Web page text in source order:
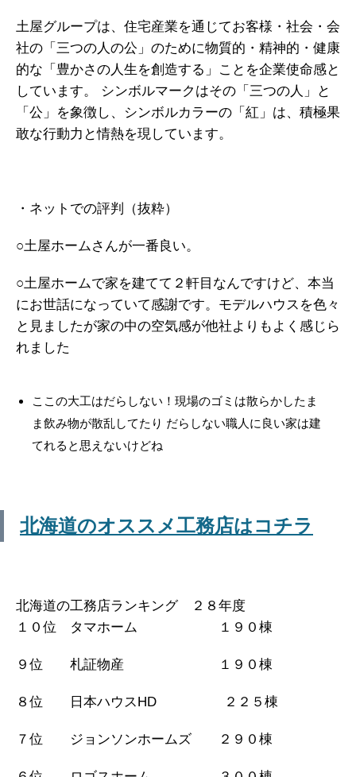
土屋グループは、住宅産業を通じてお客様・社会・会
社の「三つの人の公」のために物質的・精神的・健康
的な「豊かさの人生を創造する」ことを企業使命感と
しています。 シンボルマークはその「三つの人」と
「公」を象徴し、シンボルカラーの「紅」は、積極果
敢な行動力と情熱を現しています。
・ネットでの評判（抜粋）
○土屋ホームさんが一番良い。
○土屋ホームで家を建てて２軒目なんですけど、本当
にお世話になっていて感謝です。モデルハウスを色々
と見ましたが家の中の空気感が他社よりもよく感じら
れました
ここの大工はだらしない！現場のゴミは散らかしたま
ま飲み物が散乱してたり だらしない職人に良い家は建
てれると思えないけどね
北海道のオススメ工務店はコチラ
北海道の工務店ランキング ２８年度
１０位 タマホーム １９０棟
９位 札証物産 １９０棟
８位 日本ハウスHD ２２５棟
７位 ジョンソンホームズ ２９０棟